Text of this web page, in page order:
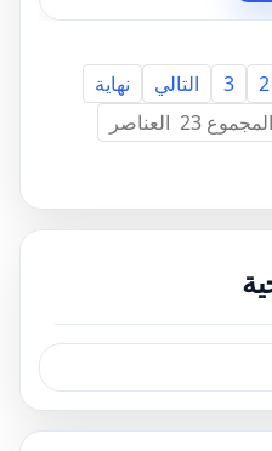
2
3 التالي
نهاية